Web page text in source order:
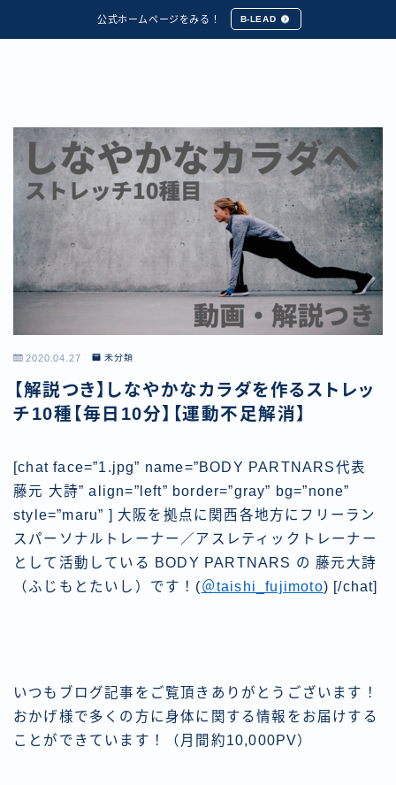
公式ホームページをみる！ B-LEAD
2020.04.27 未分類
【解説つき】しなやかなカラダを作るストレッ
チ10種【毎日10分】【運動不足解消】
[chat face=”1.jpg” name=”BODY PARTNARS代表
藤元 大詩” align=”left” border=”gray” bg=”none”
style=”maru” ] 大阪を拠点に関西各地方にフリーラン
スパーソナルトレーナー／アスレティックトレーナー
として活動している BODY PARTNARS の 藤元大詩
（ふじもとたいし）です！(＠taishi_fujimoto) [/chat]
いつもブログ記事をご覧頂きありがとうございます！
おかげ様で多くの方に身体に関する情報をお届けする
ことができています！（月間約10,000PV）